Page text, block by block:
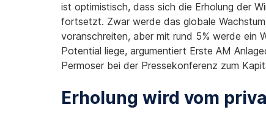
ist optimistisch, dass sich die Erholung der
fortsetzt. Zwar werde das globale
voranschreiten, aber mit rund 5% werde ein
Potential liege, argumentiert Erste AM
Permoser bei der Pressekonferenz zum
Erholung wird vom